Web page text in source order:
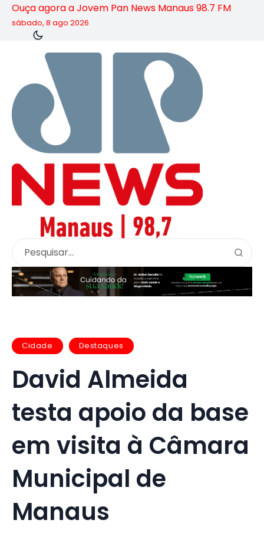
Ouça agora a Jovem Pan News Manaus 98.7 FM
sábado, 8 ago 2026
Cidade Destaques
David Almeida
testa apoio da base
em visita à Câmara
Municipal de
Manaus